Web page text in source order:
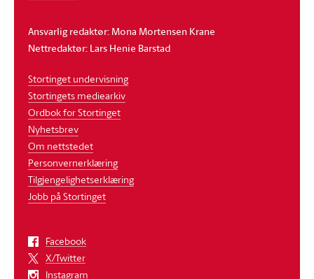
Ansvarlig redaktør: Mona Mortensen Krane
Nettredaktør: Lars Henie Barstad
Stortinget undervisning
Stortingets mediearkiv
Ordbok for Stortinget
Nyhetsbrev
Om nettstedet
Personvernerklæring
Tilgjengelighetserklæring
Jobb på Stortinget
Facebook
X/Twitter
Instagram